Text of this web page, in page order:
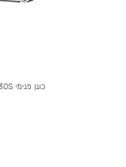
כונן פנימי Transcend 230S 512GB SSD TS512GSSD230S